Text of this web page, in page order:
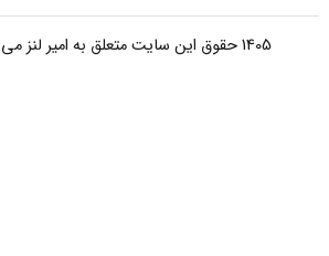
1405 حقوق این سایت متعلق به امیر لنز می باشد. 1392-1405